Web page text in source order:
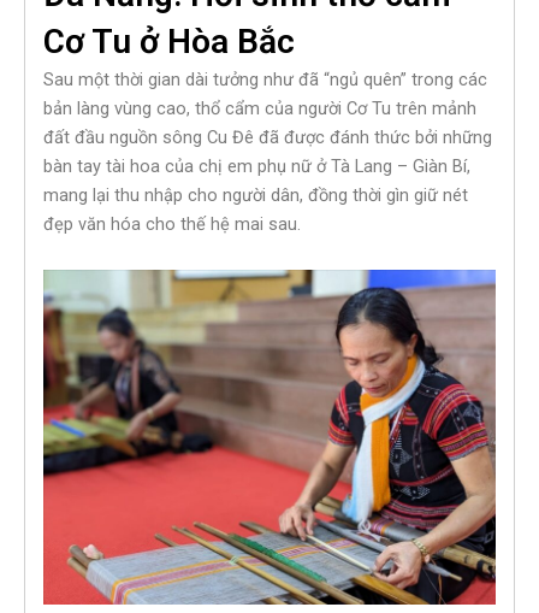
Cơ Tu ở Hòa Bắc
Sau một thời gian dài tưởng như đã “ngủ quên” trong các
bản làng vùng cao, thổ cẩm của người Cơ Tu trên mảnh
đất đầu nguồn sông Cu Đê đã được đánh thức bởi những
bàn tay tài hoa của chị em phụ nữ ở Tà Lang – Giàn Bí,
mang lại thu nhập cho người dân, đồng thời gìn giữ nét
đẹp văn hóa cho thế hệ mai sau.